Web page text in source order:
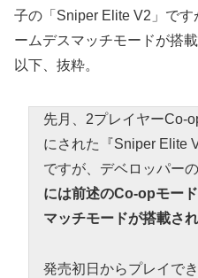
子の「Sniper Elite V2」で
ームデスマッチモードが搭
以下、抜粋。
先月、2プレイヤーCo-
にされた『Sniper Elite
ですが、デベロッパー
には前述のCo-opモー
マッチモードが搭載さ
発売初日からプレイで